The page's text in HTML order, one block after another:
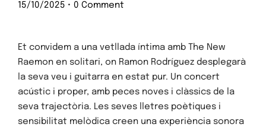
15/10/2025 • 0 Comment
Et convidem a una vetllada íntima amb The New
Raemon en solitari, on Ramon Rodríguez desplegarà
la seva veu i guitarra en estat pur. Un concert
acústic i proper, amb peces noves i clàssics de la
seva trajectòria. Les seves lletres poètiques i
sensibilitat melòdica creen una experiència sonora